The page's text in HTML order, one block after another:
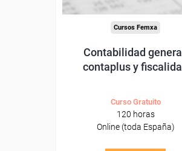
Cursos Femxa
Contabilidad
contaplus y
Curso Gratuito
120 horas
Online (toda España)